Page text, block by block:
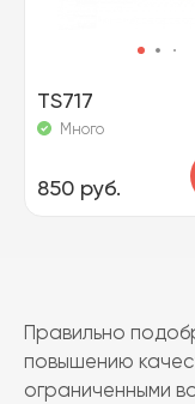
TS717
Много
850 руб.
Правильно
повышению
ограниченными